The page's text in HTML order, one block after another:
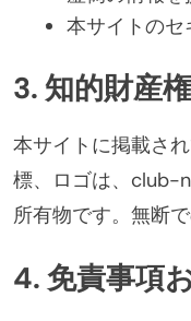
本サイトの
3. 知的財産権
本サイトに掲載さ
標、ロゴは、club-
所有物です。無断
4. 免責事項